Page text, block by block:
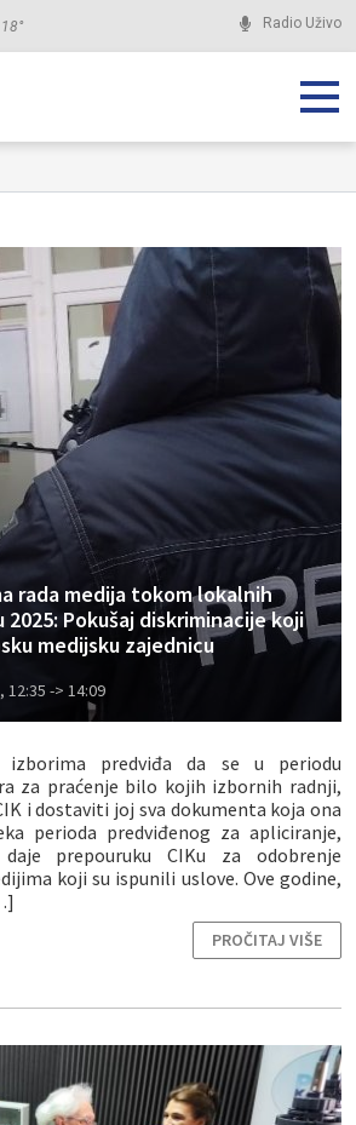
18° Radio Uživo
rada medija tokom lokalnih
2025: Pokušaj diskriminacije koji
medijsku zajednicu
-> 14:09
predviđa da se u periodu
za praćenje bilo kojih izbornih radnji,
i dostaviti joj sva dokumenta koja ona
perioda predviđenog za apliciranje,
prepouruku CIKu za odobrenje
koji su ispunili uslove. Ove godine,
PROČITAJ VIŠE